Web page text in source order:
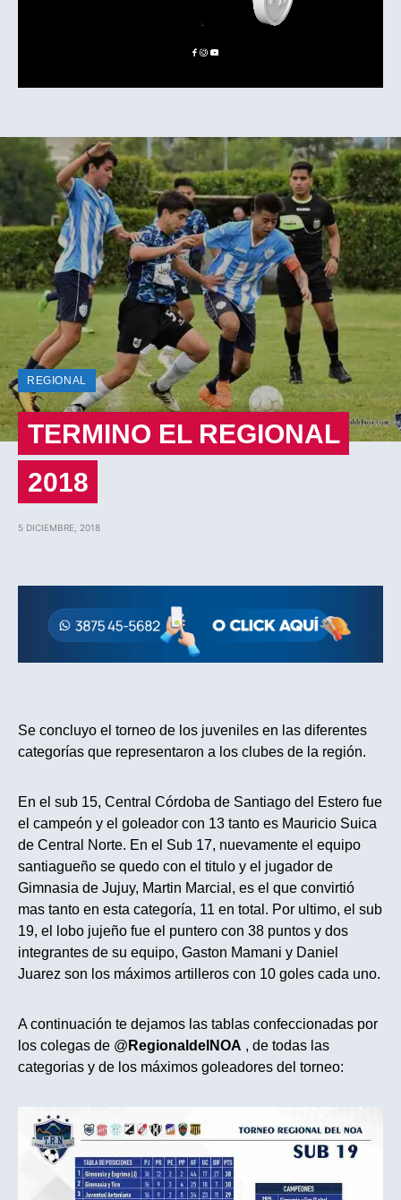
REGIONAL
TERMINO EL REGIONAL
2018
5 DICIEMBRE, 2018
Se concluyo el torneo de los juveniles en las diferentes
categorías que representaron a los clubes de la región.
En el sub 15, Central Córdoba de Santiago del Estero fue
el campeón y el goleador con 13 tanto es Mauricio Suica
de Central Norte. En el Sub 17, nuevamente el equipo
santiagueño se quedo con el titulo y el jugador de
Gimnasia de Jujuy, Martin Marcial, es el que convirtió
mas tanto en esta categoría, 11 en total. Por ultimo, el sub
19, el lobo jujeño fue el puntero con 38 puntos y dos
integrantes de su equipo, Gaston Mamani y Daniel
Juarez son los máximos artilleros con 10 goles cada uno.
A continuación te dejamos las tablas confeccionadas por
los colegas de @ RegionaldelNOA , de todas las
categorias y de los máximos goleadores del torneo: